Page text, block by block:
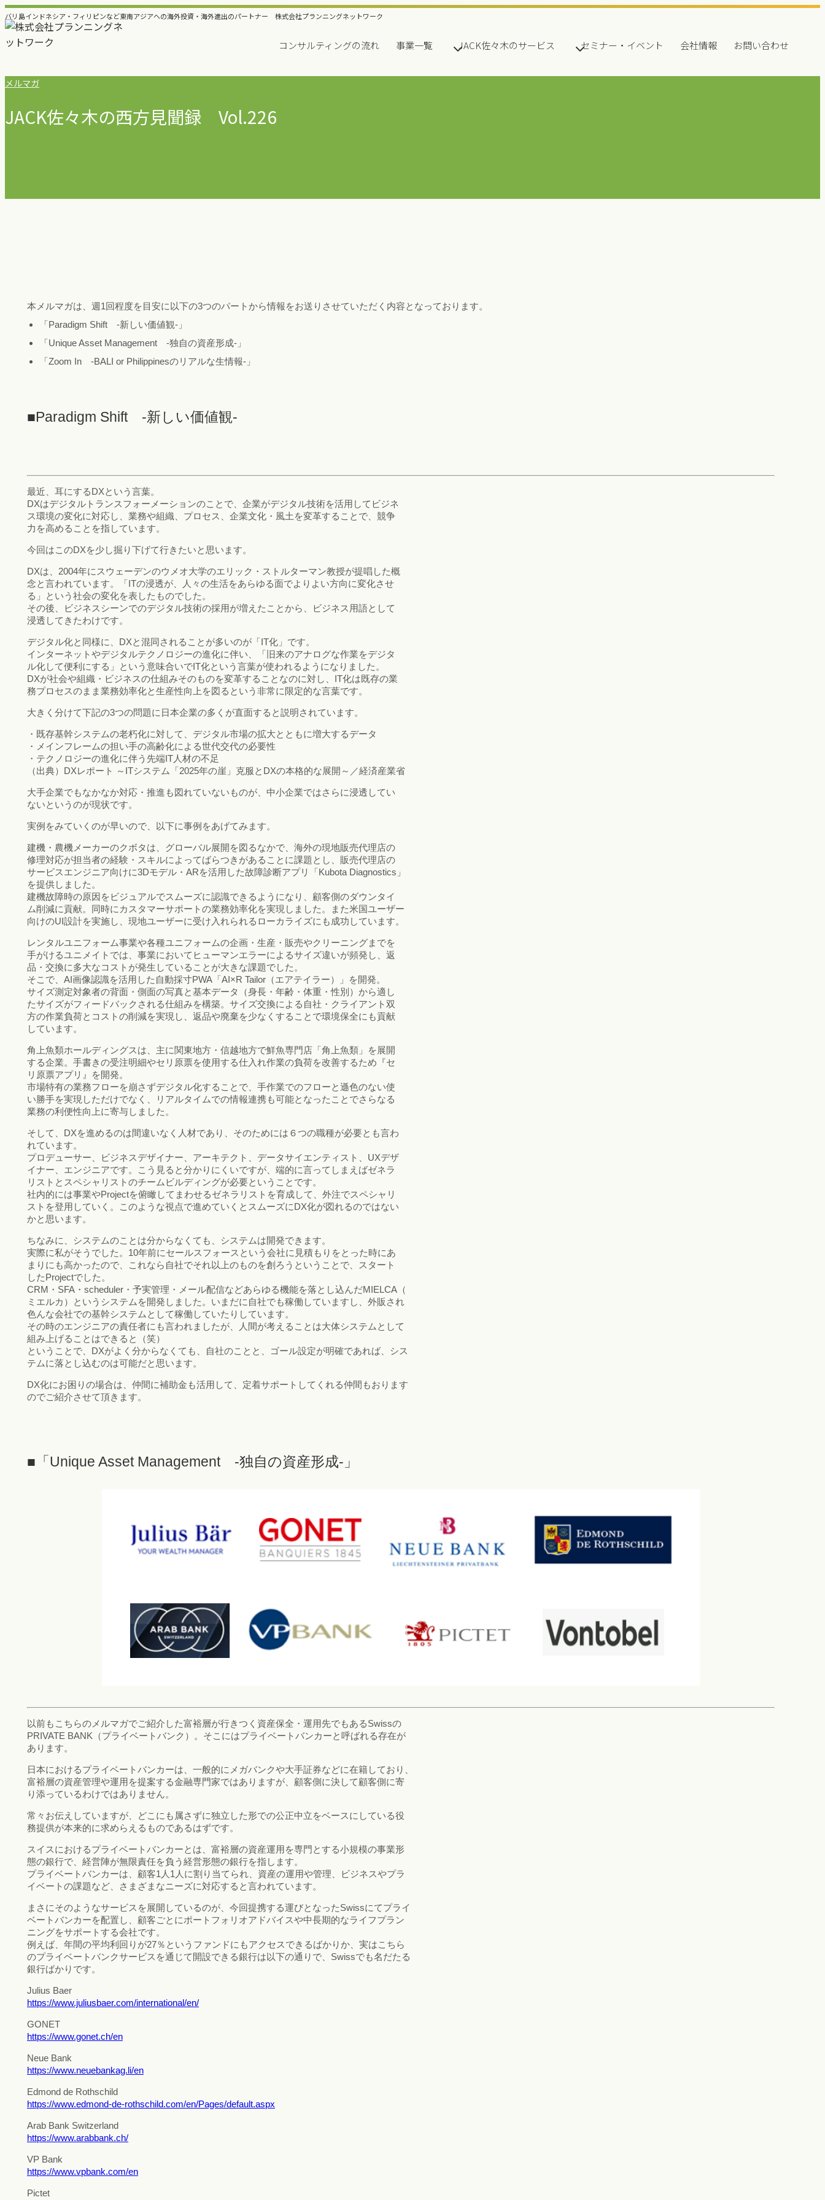
内
容
を
キ
ッ
バリ島インドネシア・フィリピンなど東南アジアへの海外投資・海外進出のパートナー 株式会社プランニングネットワーク
コンサルティングの流れ 事業一覧 JACK佐々木のサービス セミナー・イベント 会社情報 お問い合わせ
メルマガ
JACK佐々木の西方見聞録 Vol.226
本メルマガは、週1回程度を目安に以下の3つのパートから情報をお送りさせていただく内容となっております。
「Paradigm Shift -新しい価値観-」
「Unique Asset Management -独自の資産形成-」
「Zoom In -BALI or Philippinesのリアルな生情報-」
■Paradigm Shift -新しい価値観-
最近、耳にするDXという言葉。
DXはデジタルトランスフォーメーションのことで、企業がデジタル技術を活用してビジネ
ス環境の変化に対応し、業務や組織、プロセス、企業文化・風土を変革することで、競争
力を高めることを指しています。
今回はこのDXを少し掘り下げて行きたいと思います。
DXは、2004年にスウェーデンのウメオ大学のエリック・ストルターマン教授が提唱した概
念と言われています。「ITの浸透が、人々の生活をあらゆる面でよりよい方向に変化させ
る」という社会の変化を表したものでした。
その後、ビジネスシーンでのデジタル技術の採用が増えたことから、ビジネス用語として
浸透してきたわけです。
デジタル化と同様に、DXと混同されることが多いのが「IT化」です。
インターネットやデジタルテクノロジーの進化に伴い、「旧来のアナログな作業をデジタ
ル化して便利にする」という意味合いでIT化という言葉が使われるようになりました。
DXが社会や組織・ビジネスの仕組みそのものを変革することなのに対し、IT化は既存の業
務プロセスのまま業務効率化と生産性向上を図るという非常に限定的な言葉です。
大きく分けて下記の3つの問題に日本企業の多くが直面すると説明されています。
・既存基幹システムの老朽化に対して、デジタル市場の拡大とともに増大するデータ
・メインフレームの担い手の高齢化による世代交代の必要性
・テクノロジーの進化に伴う先端IT人材の不足
（出典）DXレポート ～ITシステム「2025年の崖」克服とDXの本格的な展開～／経済産業省
大手企業でもなかなか対応・推進も図れていないものが、中小企業ではさらに浸透してい
ないというのが現状です。
実例をみていくのが早いので、以下に事例をあげてみます。
建機・農機メーカーのクボタは、グローバル展開を図るなかで、海外の現地販売代理店の
修理対応が担当者の経験・スキルによってばらつきがあることに課題とし、販売代理店の
サービスエンジニア向けに3Dモデル・ARを活用した故障診断アプリ「Kubota Diagnostics」
を提供しました。
建機故障時の原因をビジュアルでスムーズに認識できるようになり、顧客側のダウンタイ
ム削減に貢献。同時にカスタマーサポートの業務効率化を実現しました。また米国ユーザー
向けのUI設計を実施し、現地ユーザーに受け入れられるローカライズにも成功しています。
レンタルユニフォーム事業や各種ユニフォームの企画・生産・販売やクリーニングまでを
手がけるユニメイトでは、事業においてヒューマンエラーによるサイズ違いが頻発し、返
品・交換に多大なコストが発生していることが大きな課題でした。
そこで、AI画像認識を活用した自動採寸PWA「AI×R Tailor（エアテイラー）」を開発。
サイズ測定対象者の背面・側面の写真と基本データ（身長・年齢・体重・性別）から適し
たサイズがフィードバックされる仕組みを構築。サイズ交換による自社・クライアント双
方の作業負荷とコストの削減を実現し、返品や廃棄を少なくすることで環境保全にも貢献
しています。
角上魚類ホールディングスは、主に関東地方・信越地方で鮮魚専門店「角上魚類」を展開
する企業。手書きの受注明細やセリ原票を使用する仕入れ作業の負荷を改善するため『セ
リ原票アプリ』を開発。
市場特有の業務フローを崩さずデジタル化することで、手作業でのフローと遜色のない使
い勝手を実現しただけでなく、リアルタイムでの情報連携も可能となったことでさらなる
業務の利便性向上に寄与しました。
そして、DXを進めるのは間違いなく人材であり、そのためには６つの職種が必要とも言わ
れています。
プロデューサー、ビジネスデザイナー、アーキテクト、データサイエンティスト、UXデザ
イナー、エンジニアです。こう見ると分かりにくいですが、端的に言ってしまえばゼネラ
リストとスペシャリストのチームビルディングが必要ということです。
社内的には事業やProjectを俯瞰してまわせるゼネラリストを育成して、外注でスペシャリ
ストを登用していく。このような視点で進めていくとスムーズにDX化が図れるのではない
かと思います。
ちなみに、システムのことは分からなくても、システムは開発できます。
実際に私がそうでした。10年前にセールスフォースという会社に見積もりをとった時にあ
まりにも高かったので、これなら自社でそれ以上のものを創ろうということで、スタート
したProjectでした。
CRM・SFA・scheduler・予実管理・メール配信などあらゆる機能を落とし込んだMIELCA（
ミエルカ）というシステムを開発しました。いまだに自社でも稼働していますし、外販され
色んな会社での基幹システムとして稼働していたりしています。
その時のエンジニアの責任者にも言われましたが、人間が考えることは大体システムとして
組み上げることはできると（笑）
ということで、DXがよく分からなくても、自社のことと、ゴール設定が明確であれば、シス
テムに落とし込むのは可能だと思います。
DX化にお困りの場合は、仲間に補助金も活用して、定着サポートしてくれる仲間もおります
のでご紹介させて頂きます。
■「Unique Asset Management -独自の資産形成-」
以前もこちらのメルマガでご紹介した富裕層が行きつく資産保全・運用先でもあるSwissの
PRIVATE BANK（プライベートバンク）。そこにはプライベートバンカーと呼ばれる存在が
あります。
日本におけるプライベートバンカーは、一般的にメガバンクや大手証券などに在籍しており、
富裕層の資産管理や運用を提案する金融専門家ではありますが、顧客側に決して顧客側に寄
り添っているわけではありません。
常々お伝えしていますが、どこにも属さずに独立した形での公正中立をベースにしている役
務提供が本来的に求めらえるものであるはずです。
スイスにおけるプライベートバンカーとは、富裕層の資産運用を専門とする小規模の事業形
態の銀行で、経営陣が無限責任を負う経営形態の銀行を指します。
プライベートバンカーは、顧客1人1人に割り当てられ、資産の運用や管理、ビジネスやプラ
イベートの課題など、さまざまなニーズに対応すると言われています。
まさにそのようなサービスを展開しているのが、今回提携する運びとなったSwissにてプライ
ベートバンカーを配置し、顧客ごとにポートフォリオアドバイスや中長期的なライフプラン
ニングをサポートする会社です。
例えば、年間の平均利回りが27％というファンドにもアクセスできるばかりか、実はこちら
のプライベートバンクサービスを通じて開設できる銀行は以下の通りで、Swissでも名だたる
銀行ばかりです。
Julius Baer
https://www.juliusbaer.com/international/en/
GONET
https://www.gonet.ch/en
Neue Bank
https://www.neuebankag.li/en
Edmond de Rothschild
https://www.edmond-de-rothschild.com/en/Pages/default.aspx
Arab Bank Switzerland
https://www.arabbank.ch/
VP Bank
https://www.vpbank.com/en
Pictet